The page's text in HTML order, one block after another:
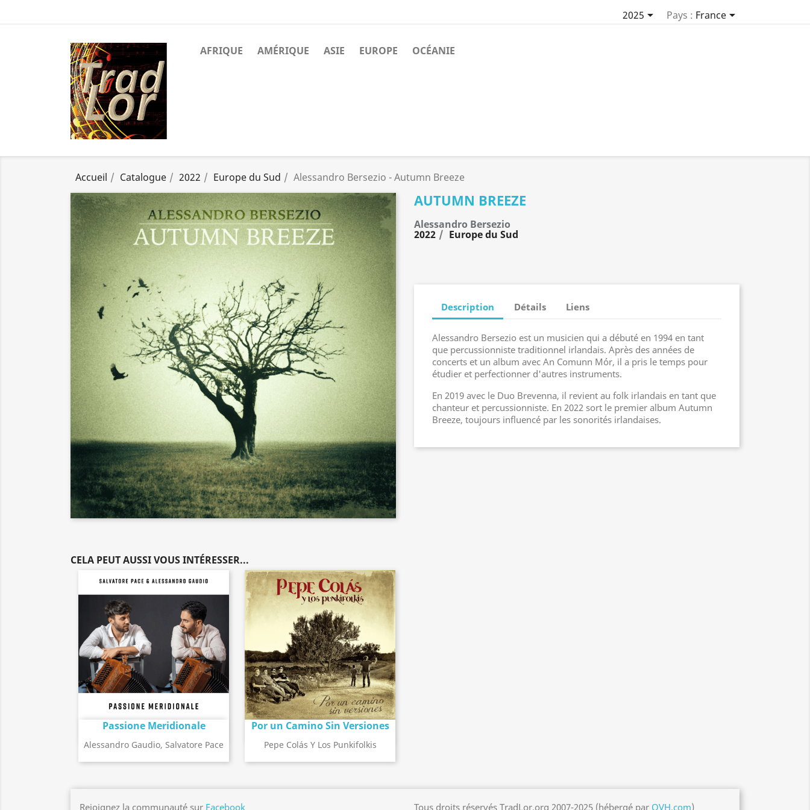
2025 Pays : France
AFRIQUE AMÉRIQUE ASIE EUROPE OCÉANIE
Accueil Catalogue 2022 Europe du Sud Alessandro Bersezio - Autumn Breeze
AUTUMN BREEZE
Alessandro Bersezio
2022 Europe du Sud
Description Détails Liens
Alessandro Bersezio est un musicien qui a débuté en 1994 en tant
que percussionniste traditionnel irlandais. Après des années de
concerts et un album avec An Comunn Mór, il a pris le temps pour
étudier et perfectionner d'autres instruments.
En 2019 avec le Duo Brevenna, il revient au folk irlandais en tant que
chanteur et percussionniste. En 2022 sort le premier album Autumn
Breeze, toujours influencé par les sonorités irlandaises.
CELA PEUT AUSSI VOUS INTÉRESSER...
Passione Meridionale
Alessandro Gaudio, Salvatore Pace
searchDétail de l'album Por un Camino Sin Versiones
Pepe Colás Y Los Punkifolkis
searchDétail de l'album
Rejoignez la communauté sur Facebook Tous droits réservés TradLor.org 2007-2025 (hébergé par OVH.com)